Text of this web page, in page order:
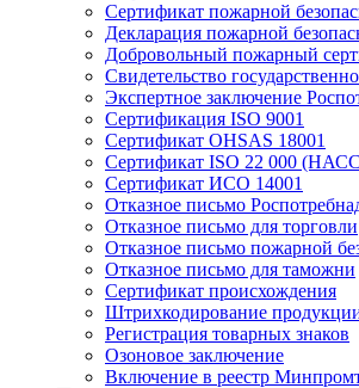
Сертификат пожарной
Декларация пожарной
Добровольный пожарный
Свидетельство
Экспертное заключение
Сертификация ISO 9001
Сертификат OHSAS 18001
Сертификат ISO 22 000
Сертификат ИСО 14001
Отказное письмо
Отказное письмо для торговли
Отказное письмо пожарной
Отказное письмо для таможни
Сертификат происхождения
Штрихкодирование
Регистрация товарных знаков
Озоновое заключение
Включение в реестр